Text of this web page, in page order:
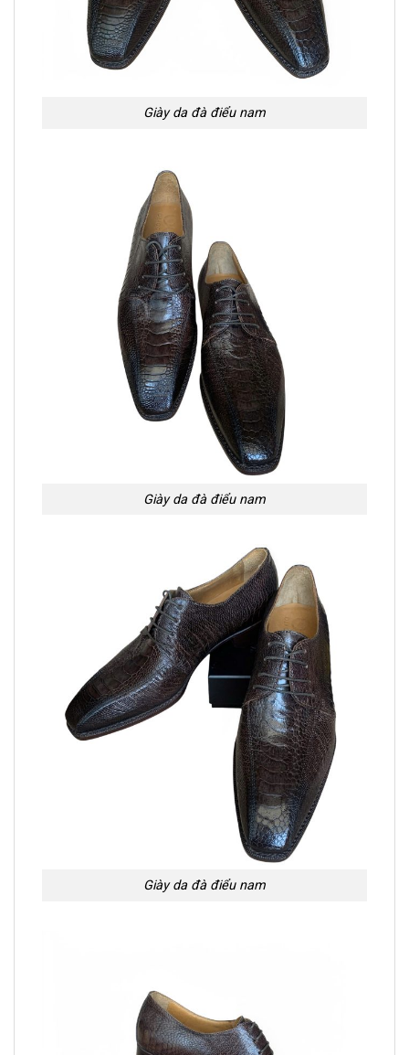
Giày da đà điểu nam
Giày da đà điểu nam
Giày da đà điểu nam